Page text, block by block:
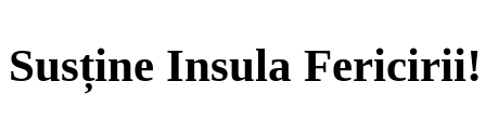
Susține Insula Fericirii!